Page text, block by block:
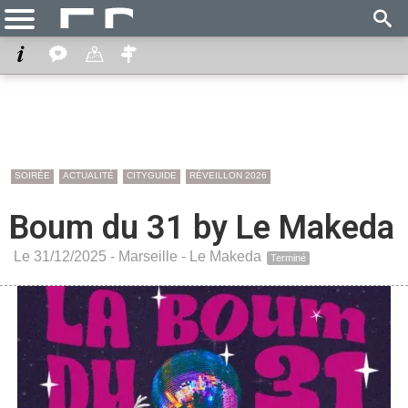
SOIRÉE ACTUALITÉ CITYGUIDE RÉVEILLON 2026
Boum du 31 by Le Makeda
Le 31/12/2025 - Marseille - Le Makeda Terminé